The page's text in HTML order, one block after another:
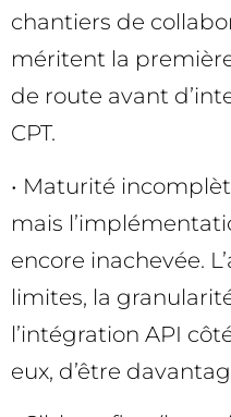
chantiers de
méritent la
de route avant
CPT.
• Maturité
mais
encore inachevée.
limites, la
l’intégration API
eux, d’être